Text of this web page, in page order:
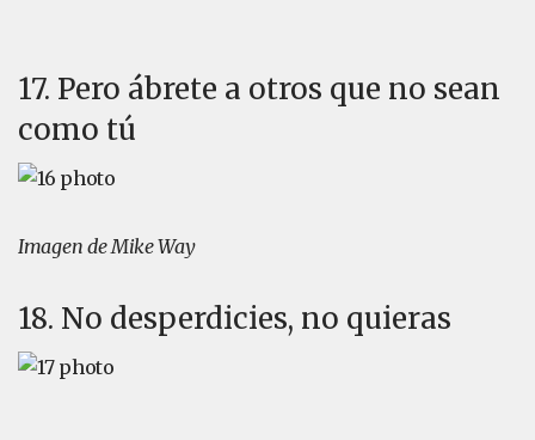
17. Pero ábrete a otros que no sean
como tú
Imagen de Mike Way
18. No desperdicies, no quieras